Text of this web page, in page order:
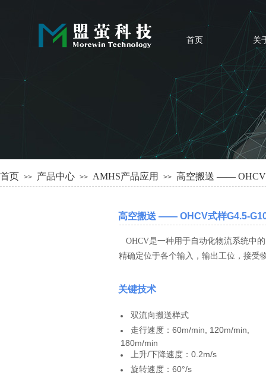
首页 关
首页 >> 产品中心 >> AMHS产品应用 >> 高空搬送 —— OHCV
高空搬送 —— OHCV式样G4.5-
核心自动化设备
OHCV是一种用于自动化物流系统中
精确定位于各个输入，输出工位，接受
关键技术
双流向搬送样式
走行速度：60m/min, 120m/min,
180m/min
上升/下降速度：0.2m/s
旋转速度：60°/s